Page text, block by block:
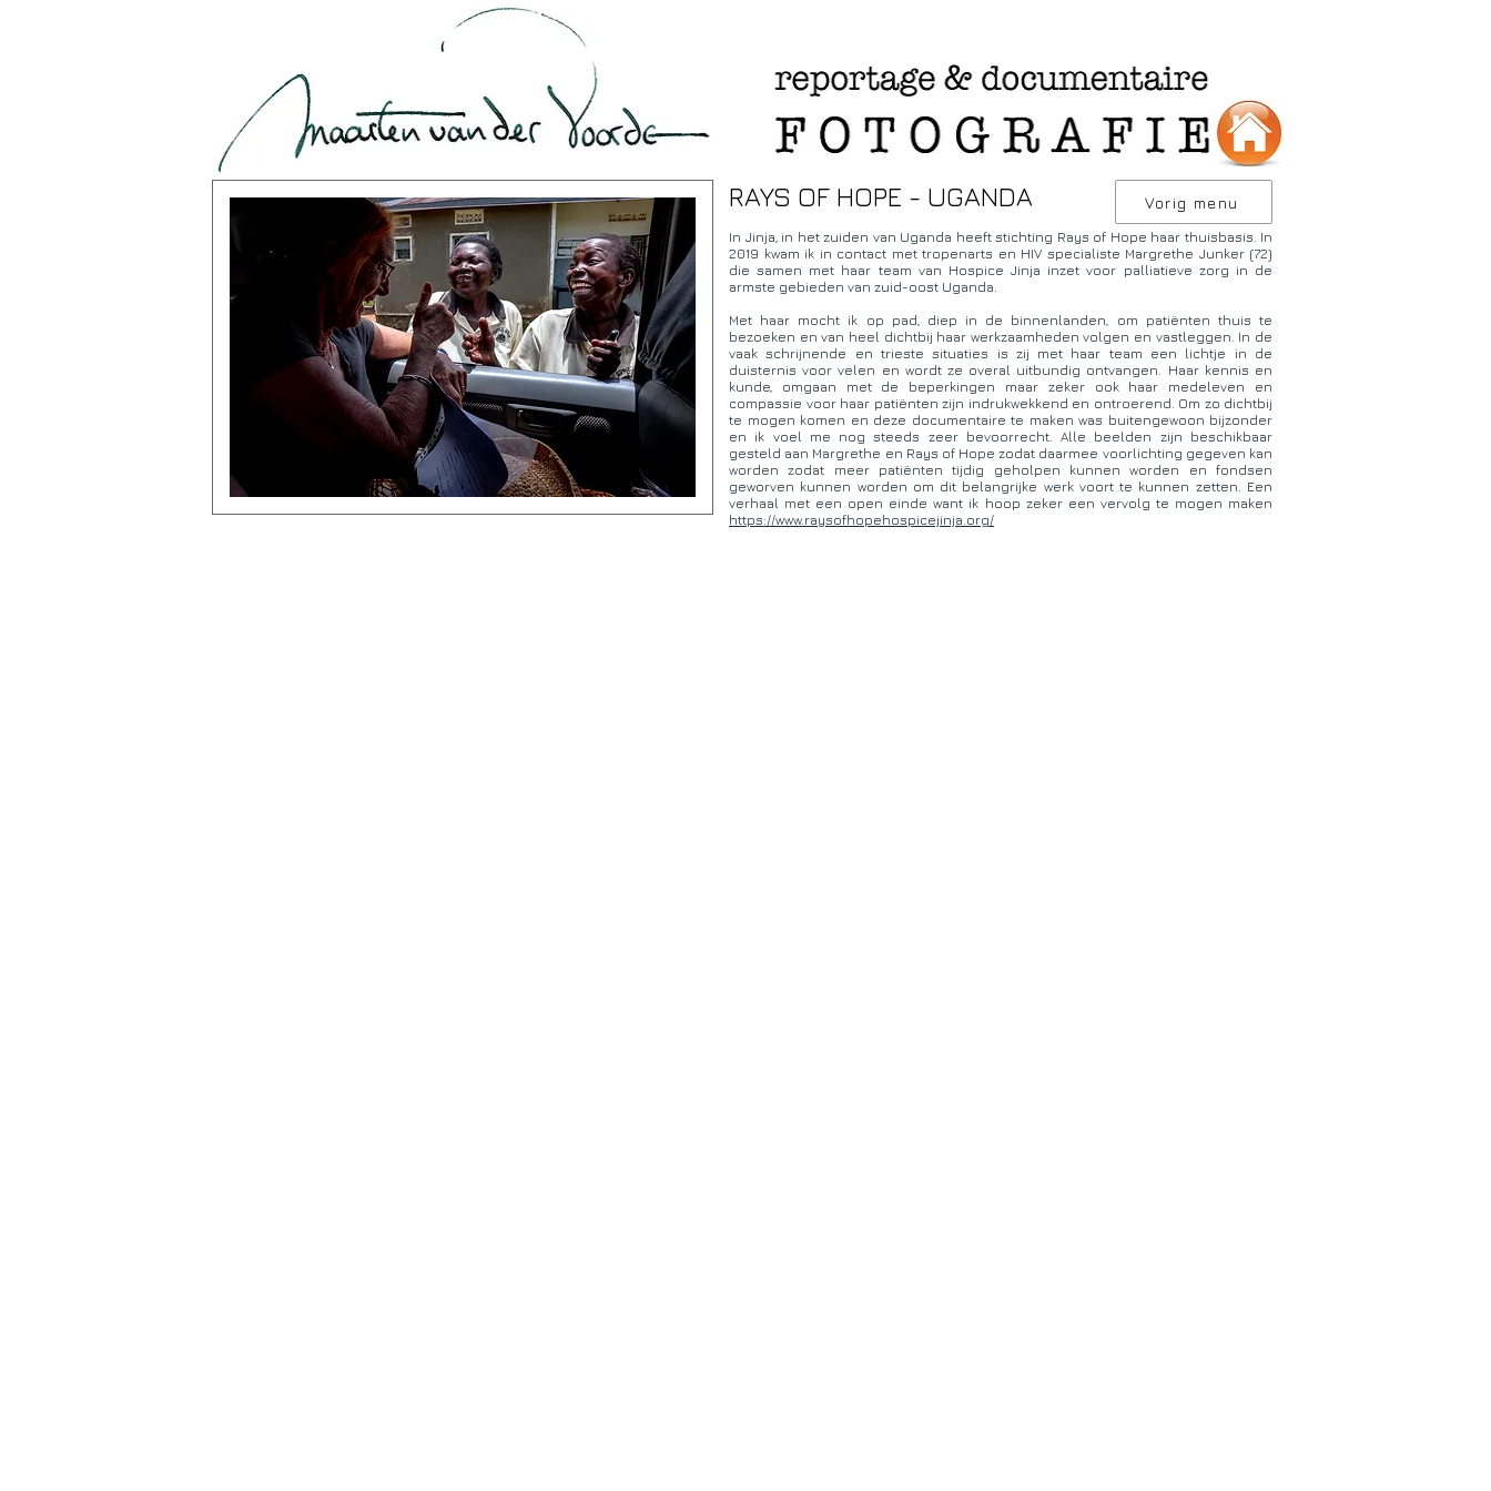
RAYS OF HOPE - UGANDA
In Jinja, in het zuiden van Uganda heeft stichting Rays of Hope haar thuisbasis. In
2019 kwam ik in contact met tropenarts en HIV specialiste Margrethe Junker (72)
die samen met haar team van Hospice Jinja inzet voor palliatieve zorg in de
armste gebieden van zuid-oost Uganda.
Met haar mocht ik op pad, diep in de binnenlanden, om patiënten thuis te
bezoeken en van heel dichtbij haar werkzaamheden volgen en vastleggen. In de
vaak schrijnende en trieste situaties is zij met haar team een lichtje in de
duisternis voor velen en wordt ze overal uitbundig ontvangen. Haar kennis en
kunde, omgaan met de beperkingen maar zeker ook haar medeleven en
compassie voor haar patiënten zijn indrukwekkend en ontroerend. Om zo dichtbij
te mogen komen en deze documentaire te maken was buitengewoon bijzonder
en ik voel me nog steeds zeer bevoorrecht. Alle beelden zijn beschikbaar
gesteld aan Margrethe en Rays of Hope zodat daarmee voorlichting gegeven kan
worden zodat meer patiënten tijdig geholpen kunnen worden en fondsen
geworven kunnen worden om dit belangrijke werk voort te kunnen zetten. Een
verhaal met een open einde want ik hoop zeker een vervolg te mogen maken
https://www.raysofhopehospicejinja.org/
Vorig menu